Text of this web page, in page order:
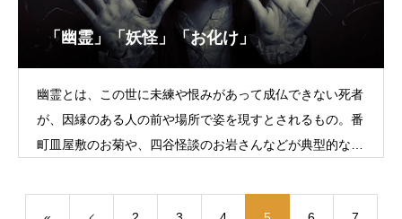
「幽霊」「妖怪」「お化け」
幽霊とは、この世に未練や恨みがあって成仏できない死者
が、因縁のある人の前や場所で姿を現すとされるもの。番
町皿屋敷のお菊や、四谷怪談のお岩さんなどが典型的な例